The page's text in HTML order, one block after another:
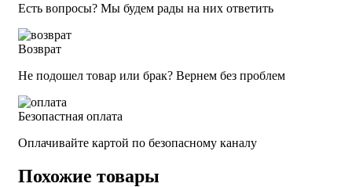
Есть вопросы? Мы будем рады на них ответить
Возврат
Не подошел товар или брак? Вернем без проблем
Безопастная оплата
Оплачивайте картой по безопасному каналу
Похожие товары